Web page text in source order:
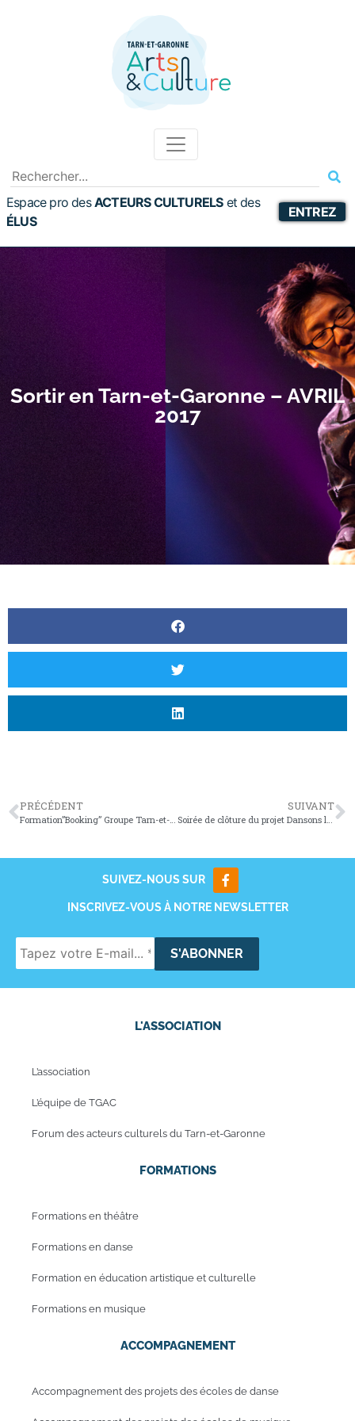
Espace pro desACTEURS CULTURELS etdes
ÉLUS
ENTREZ
Sortir en Tarn-et-Garonne – AVRIL
2017
PRÉCÉDENT
Formation”Booking” Groupe Tarn-et-Garock 2017
SUIVANT
Soirée de clôture du projet Dansons les œuvres
SUIVEZ-NOUS SUR
INSCRIVEZ-VOUS À NOTRE NEWSLETTER
L'ASSOCIATION
L’association
L’équipe de TGAC
Forum des acteurs culturels du Tarn-et-Garonne
FORMATIONS
Formations en théâtre
Formations en danse
Formation en éducation artistique et culturelle
Formations en musique
ACCOMPAGNEMENT
Accompagnement des projets des écoles de danse